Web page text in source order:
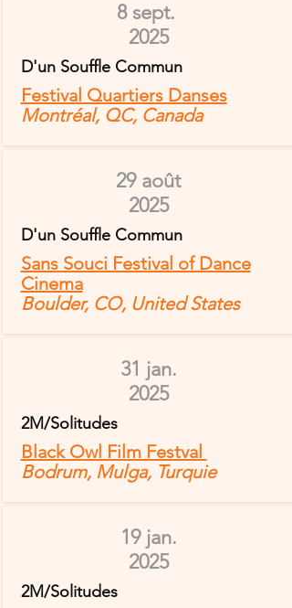
8 sept.
2025
D'un Souffle Commun
Festival Quartiers Danses
Montréal, QC, Canada
29 août
2025
D'un Souffle Commun
Sans Souci Festival of Dance
Cinema
Boulder, CO, United States
31 jan.
2025
2M/Solitudes
Black Owl Film Festval
Bodrum, Mulga, Turquie
19 jan.
2025
2M/Solitudes